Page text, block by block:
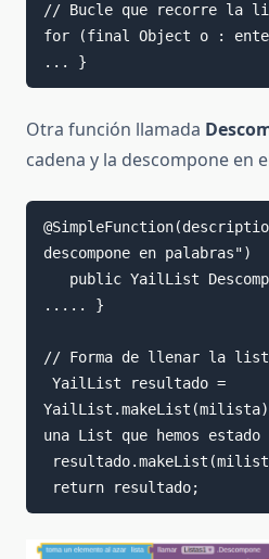
// Bucle que recorre la
for (final Object o :
Otra función llamada
cadena y la descompone en
descompone en palabras")
..... }
// Forma de llenar la
una List que hemos